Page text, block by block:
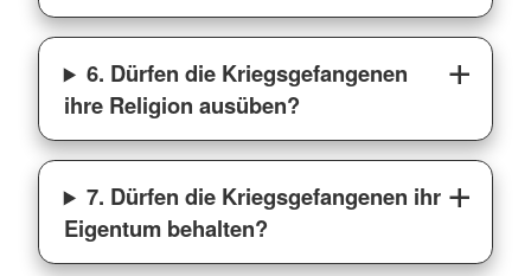
6. Dürfen die Kriegsgefangenen
ihre Religion ausüben?
7. Dürfen die Kriegsgefangenen ihr
Eigentum behalten?